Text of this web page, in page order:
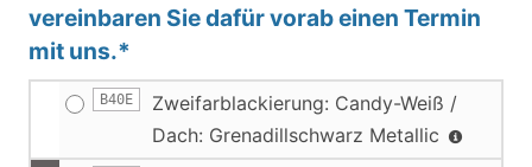
vereinbaren Sie dafür vorab einen Termin
mit uns.*
B40E
Zweifarblackierung: Candy-Weiß /
Dach: Grenadillschwarz Metallic